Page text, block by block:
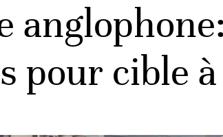
pour cible